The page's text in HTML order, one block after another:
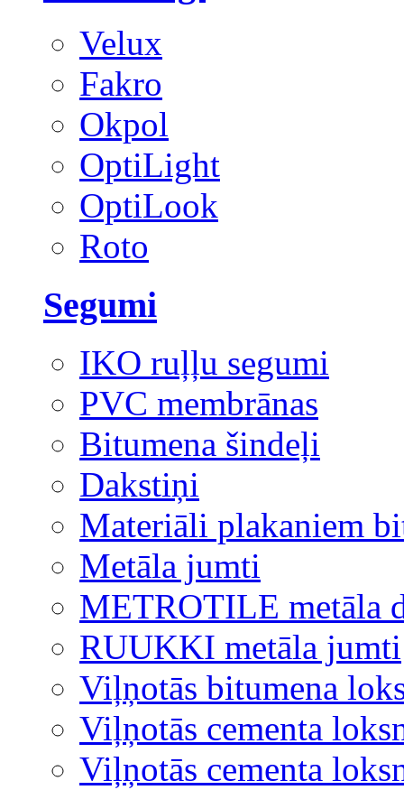
Velux
Fakro
Okpol
OptiLight
OptiLook
Roto
Segumi
IKO ruļļu segumi
PVC membrānas
Bitumena šindeļi
Dakstiņi
Materiāli plakaniem
Metāla jumti
METROTILE metāla
RUUKKI metāla jumti
Viļņotās bitumena
Viļņotās cementa
Viļņotās cementa